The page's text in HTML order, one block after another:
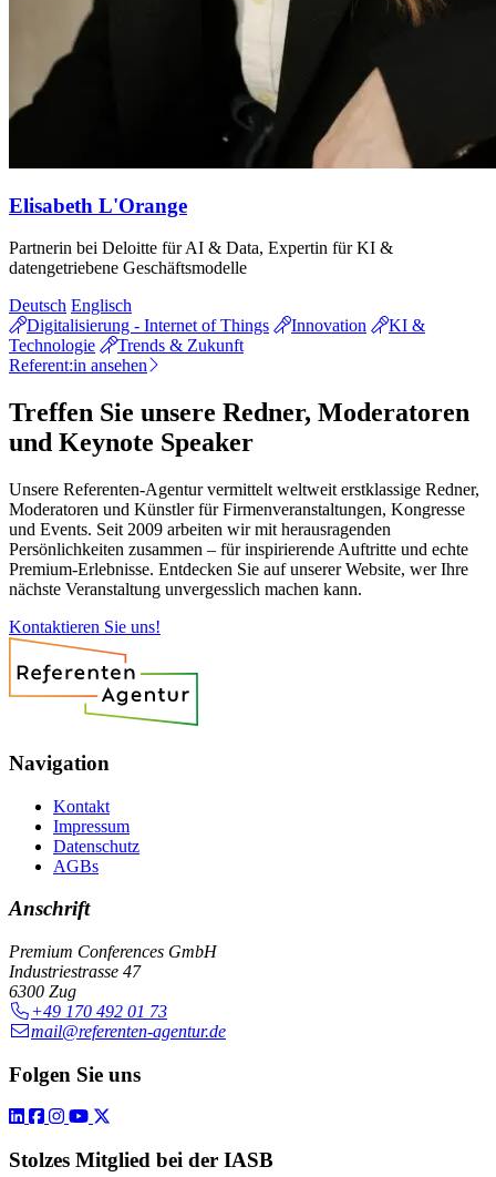
Elisabeth L'Orange
Partnerin bei Deloitte für AI & Data, Expertin für KI &
datengetriebene Geschäftsmodelle
Deutsch Englisch
Digitalisierung - Internet of Things
Innovation
KI &
Technologie
Trends & Zukunft
Referent:in ansehen
Treffen Sie unsere Redner, Moderatoren
und Keynote Speaker
Unsere Referenten-Agentur vermittelt weltweit erstklassige Redner,
Moderatoren und Künstler für Firmenveranstaltungen, Kongresse
und Events. Seit 2009 arbeiten wir mit herausragenden
Persönlichkeiten zusammen – für inspirierende Auftritte und echte
Premium-Erlebnisse. Entdecken Sie auf unserer Website, wer Ihre
nächste Veranstaltung unvergesslich machen kann.
Kontaktieren Sie uns!
Navigation
Kontakt
Impressum
Datenschutz
AGBs
Anschrift
Premium Conferences GmbH
Industriestrasse 47
6300 Zug
+49 170 492 01 73
mail@referenten-agentur.de
Folgen Sie uns
Stolzes Mitglied bei der IASB